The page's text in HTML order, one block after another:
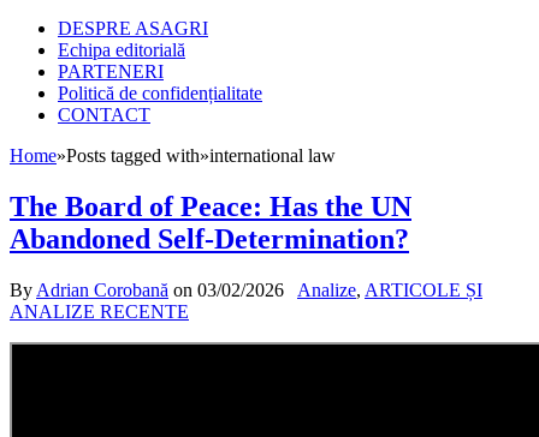
DESPRE ASAGRI
Echipa editorială
PARTENERI
Politică de confidențialitate
CONTACT
Home»Posts tagged with»international law
The Board of Peace: Has the UN
Abandoned Self-Determination?
By Adrian Corobană on 03/02/2026 Analize, ARTICOLE ȘI
ANALIZE RECENTE